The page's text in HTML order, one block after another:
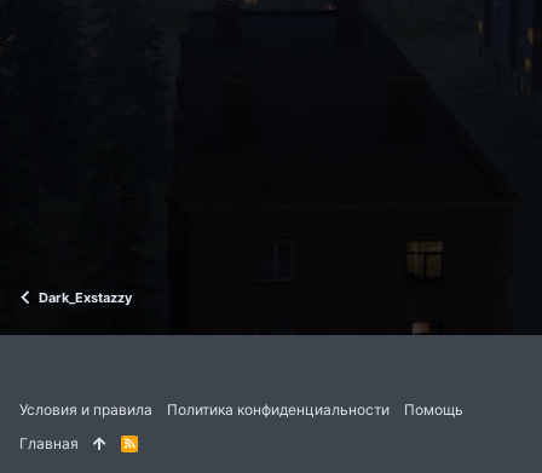
Dark_Exstazzy
Условия и правила Политика конфиденциальности
Помощь
Главная
R